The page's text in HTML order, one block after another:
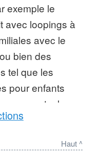
exemple le
avec loopings à
avec le
bien des
tel que les
pour enfants
un spectacle
de son rachat
Aqualand
Haut ^